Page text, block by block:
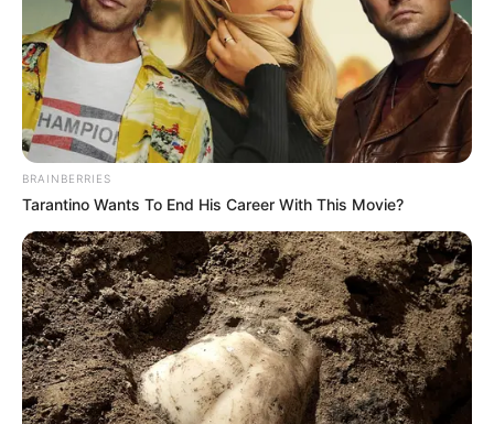
BRAINBERRIES
Tarantino Wants To End His Career With This Movie?